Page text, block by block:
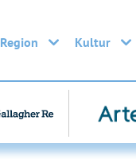
Region Kultur